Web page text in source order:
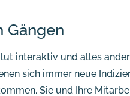
Gängen
interaktiv und alles
sich immer neue
Sie und Ihre